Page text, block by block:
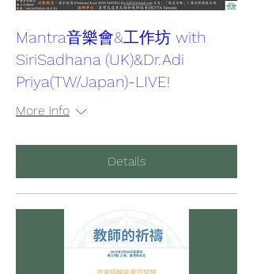
Mantra音樂會&工作坊 with
SiriSadhana (UK)&Dr.Adi
Priya(TW/Japan)-LIVE!
More info
Details